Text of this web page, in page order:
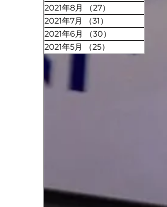
2021年8月
（27）
2021年7月
（31）
2021年6月
（30）
2021年5月
（25）